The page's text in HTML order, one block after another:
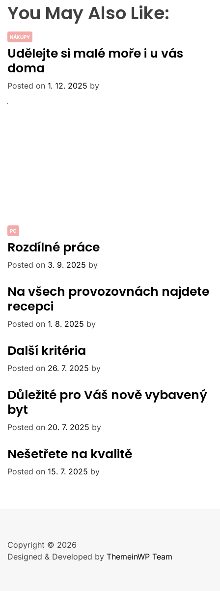
You May Also Like:
NÁKUPY
Udělejte si malé moře i u vás
doma
Posted on 1. 12. 2025 by
PC
Rozdílné práce
Posted on 3. 9. 2025 by
Na všech provozovnách najdete
recepci
Posted on 1. 8. 2025 by
Další kritéria
Posted on 26. 7. 2025 by
Důležité pro Váš nově vybavený
byt
Posted on 20. 7. 2025 by
Nešetřete na kvalitě
Posted on 15. 7. 2025 by
Copyright © 2026
Designed & Developed by ThemeinWP Team